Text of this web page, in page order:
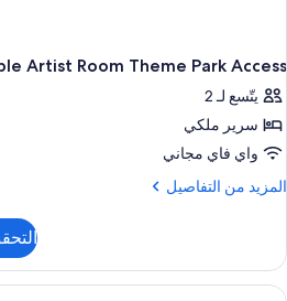
Artist Room Theme Park Access
يتّسع لـ 2
سرير ملكي
واي فاي مجاني
المزيد من التفاصيل
المزيد
King
Accessible